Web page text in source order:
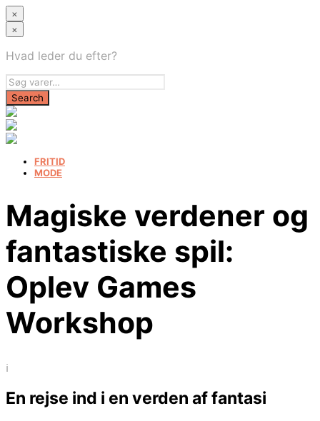
×
×
Hvad leder du efter?
FRITID
MODE
Magiske verdener og
fantastiske spil:
Oplev Games
Workshop
i
En rejse ind i en verden af fantasi